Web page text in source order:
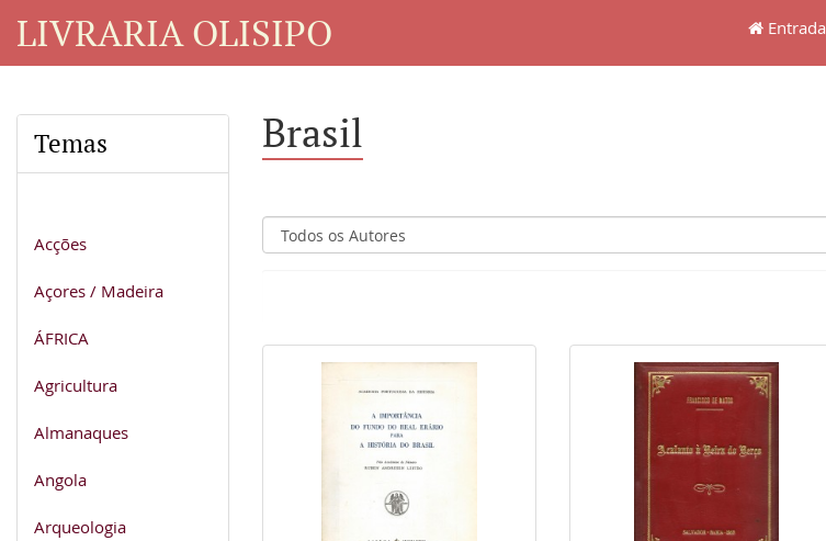
LIVRARIA OLISIPO Entrada
Temas
Acções
Açores / Madeira
ÁFRICA
Agricultura
Almanaques
Angola
Arqueologia
Brasil